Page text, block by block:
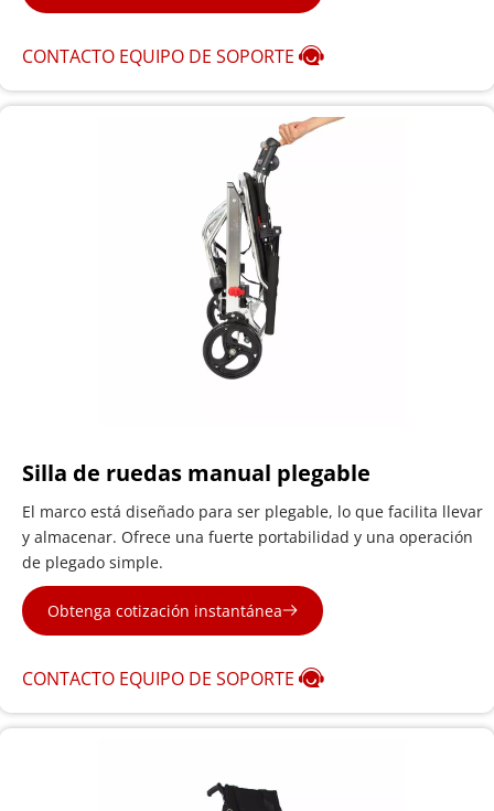
CONTACTO EQUIPO DE SOPORTE
Silla de ruedas manual plegable
El marco está diseñado para ser plegable, lo que facilita llevar
y almacenar. Ofrece una fuerte portabilidad y una operación
de plegado simple.
Obtenga cotización instantánea
CONTACTO EQUIPO DE SOPORTE